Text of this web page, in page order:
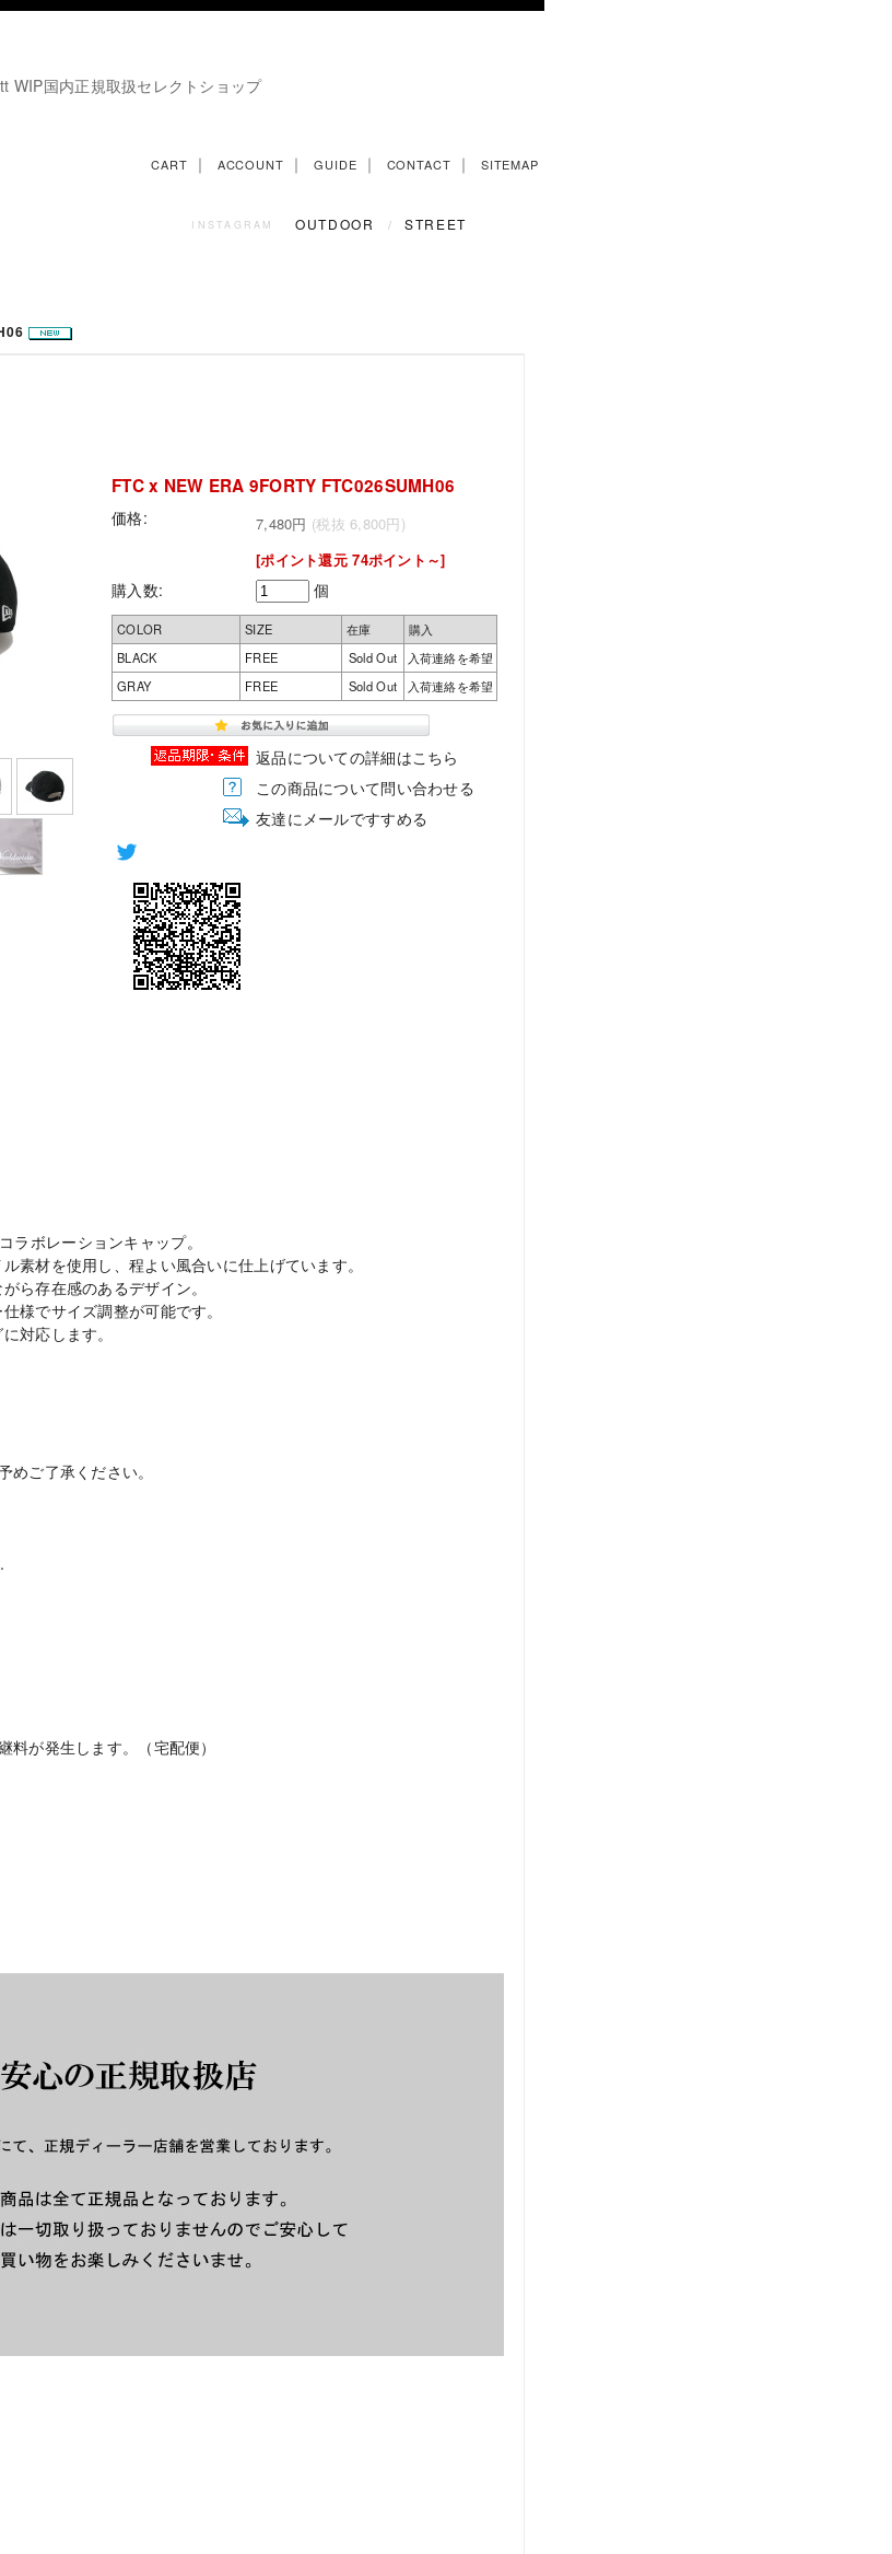
WIP国内正規取扱セレクトショップ
CART ｜ ACCOUNT ｜ GUIDE ｜ CONTACT ｜ SITEMAP
INSTAGRAM OUTDOOR / STREET
FTC x NEW ERA 9FORTY FTC026SUMH06
価格: 7,480円 (税抜 6,800円)
[ポイント還元 74ポイント～]
購入数: 個
COLOR SIZE 在庫
購入
BLACK
FREE Sold Out
入荷連絡を希望
GRAY
FREE Sold Out 入荷連絡を希望
返品についての詳細はこちら
この商品について問い合わせる
友達にメールですすめる
ボレーションキャップ。
素材を使用し、程よい風合いに仕上げています。
ら存在感のあるデザイン。
様でサイズ調整が可能です。
対応します。
ご了承ください。
が発生します。（宅配便）